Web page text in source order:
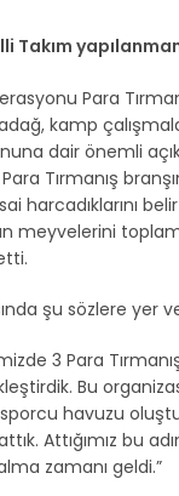
Takım
Para
kamp
dair önemli
Tırmanış
harcadıklarını
meyvelerini
şu sözlere yer
3 Para
Bu
havuzu
Attığımız bu
zamanı geldi.”